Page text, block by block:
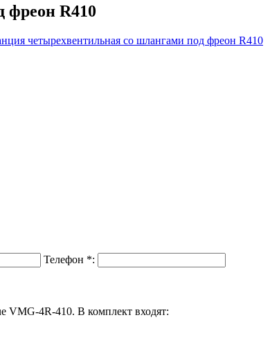
фреон R410
Телефон *:
VMG-4R-410. В комплект входят: